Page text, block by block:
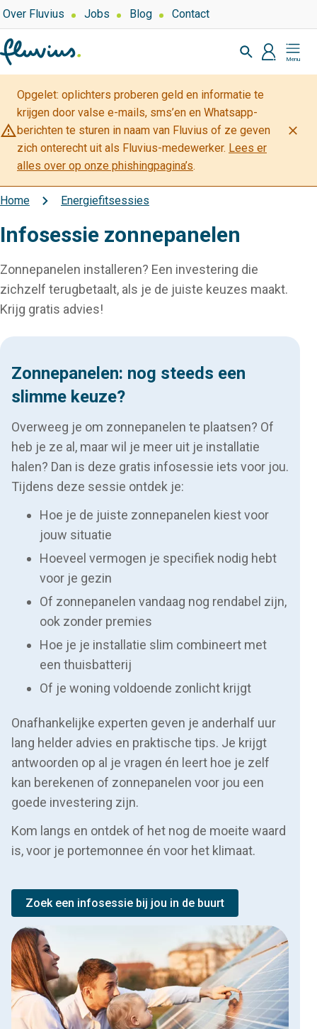
Overslaan
en
naar
de
inhoud
gaan
Top
navigation
Over Fluvius Jobs Blog Contact
Zoeken
profiel
Mijn
Fluvius
warning_amber
Opgelet: oplichters proberen geld en informatie te
krijgen door valse e-mails, sms’en en Whatsapp-
berichten te sturen in naam van Fluvius of ze geven
zich onterecht uit als Fluvius-medewerker. Lees er
alles over op onze phishingpagina’s.
close
Kruimelpad
Home Energiefitsessies
Infosessie zonnepanelen
Zonnepanelen installeren? Een investering die
zichzelf terugbetaalt, als je de juiste keuzes maakt.
Krijg gratis advies!
Zonnepanelen: nog steeds een
slimme keuze?
Overweeg je om zonnepanelen te plaatsen? Of
heb je ze al, maar wil je meer uit je installatie
halen? Dan is deze gratis infosessie iets voor jou.
Tijdens deze sessie ontdek je:
Hoe je de juiste zonnepanelen kiest voor
jouw situatie
Hoeveel vermogen je specifiek nodig hebt
voor je gezin
Of zonnepanelen vandaag nog rendabel zijn,
ook zonder premies
Hoe je je installatie slim combineert met
een thuisbatterij
Of je woning voldoende zonlicht krijgt
Onafhankelijke experten geven je anderhalf uur
lang helder advies en praktische tips. Je krijgt
antwoorden op al je vragen én leert hoe je zelf
kan berekenen of zonnepanelen voor jou een
goede investering zijn.
Kom langs en ontdek of het nog de moeite waard
is, voor je portemonnee én voor het klimaat.
Zoek een infosessie bij jou in de buurt